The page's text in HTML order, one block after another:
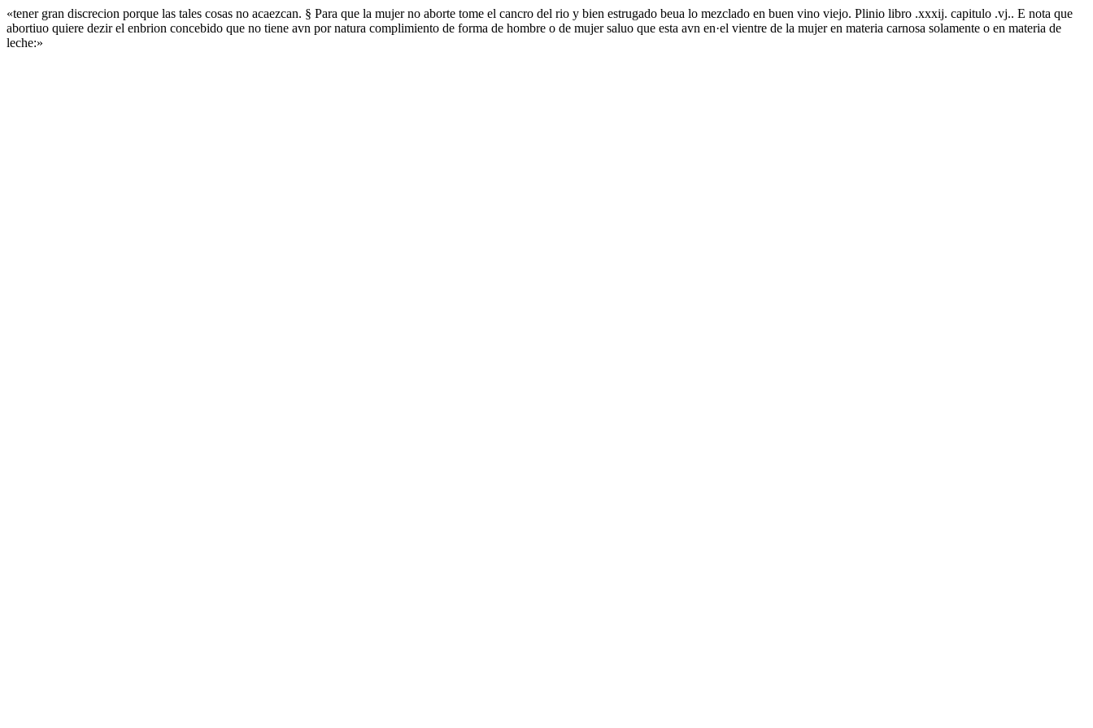
«tener gran discrecion porque las tales cosas no acaezcan. § Para que la mujer no aborte tome el cancro del rio y bien estrugado beua lo mezclado en buen vino viejo. Plinio libro .xxxij. capitulo .vj.. E nota que
abortiuo quiere dezir el enbrion concebido que no tiene avn por natura complimiento de forma de hombre o de mujer saluo que esta avn en·el vientre de la mujer en materia carnosa solamente o en materia de
leche:»